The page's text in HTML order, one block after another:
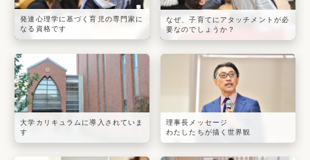
発達心理学に基づく育児の専門家に
なる資格です
なぜ、子育てにアタッチメントが必
要なのでしょうか？
大学カリキュラムに導入されていま
す
理事長メッセージ
わたしたちが描く世界観